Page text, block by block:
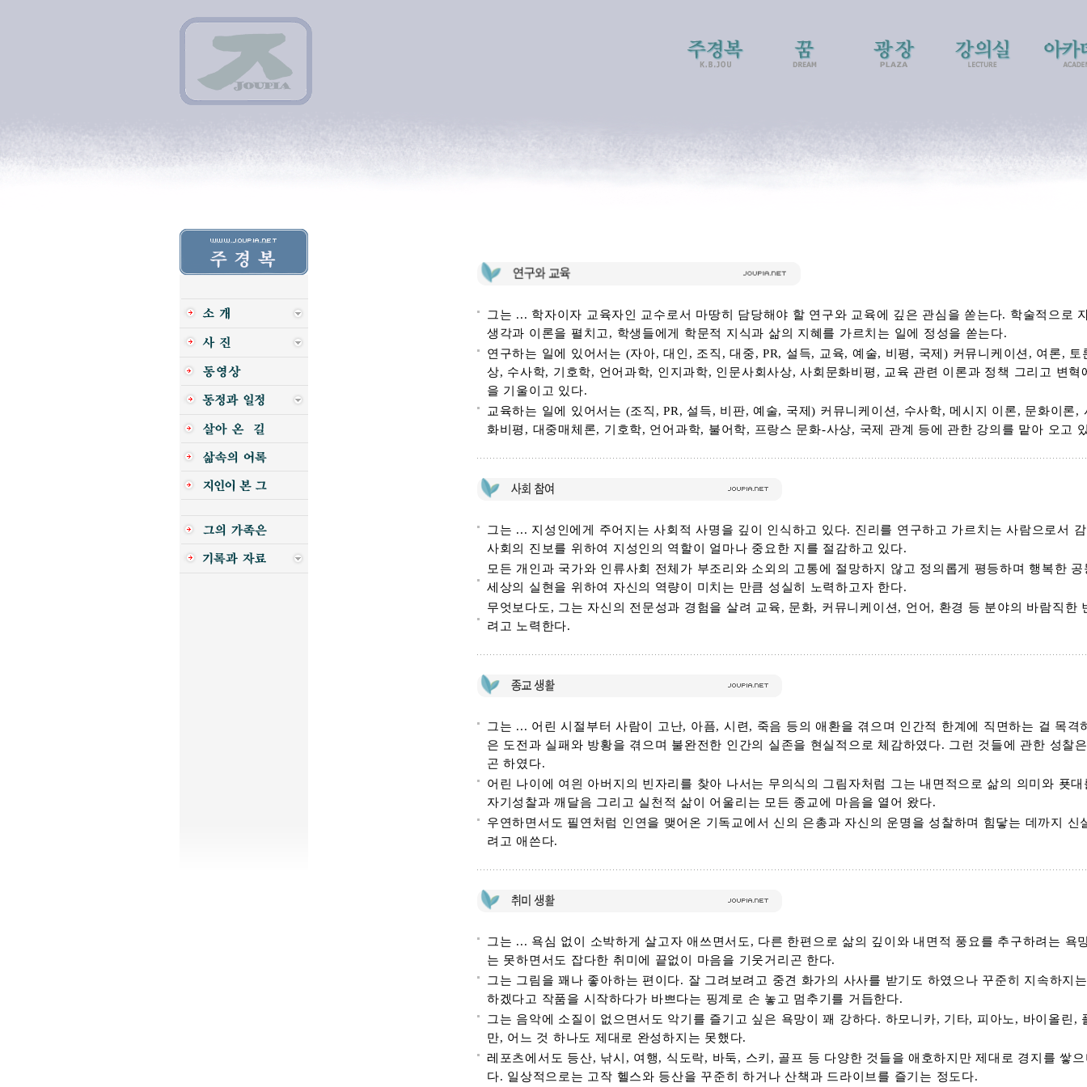
그는 ... 학자이자 교육자인 교수로서 마땅히 담당해야 할 연구와 교육에 깊은 관심을 쏟는다. 학술적으로
생각과 이론을 펼치고, 학생들에게 학문적 지식과 삶의 지혜를 가르치는 일에 정성을 쏟는다.
연구하는 일에 있어서는 (자아, 대인, 조직, 대중, PR, 설득, 교육, 예술, 비평, 국제) 커뮤니케이션, 여론, 토
상, 수사학, 기호학, 언어과학, 인지과학, 인문사회사상, 사회문화비평, 교육 관련 이론과 정책 그리고 변혁
을 기울이고 있다.
교육하는 일에 있어서는 (조직, PR, 설득, 비판, 예술, 국제) 커뮤니케이션, 수사학, 메시지 이론, 문화이론,
화비평, 대중매체론, 기호학, 언어과학, 불어학, 프랑스 문화-사상, 국제 관계 등에 관한 강의를 맡아 오고
그는 ... 지성인에게 주어지는 사회적 사명을 깊이 인식하고 있다. 진리를 연구하고 가르치는 사람으로서
사회의 진보를 위하여 지성인의 역할이 얼마나 중요한 지를 절감하고 있다.
모든 개인과 국가와 인류사회 전체가 부조리와 소외의 고통에 절망하지 않고 정의롭게 평등하며 행복한
세상의 실현을 위하여 자신의 역량이 미치는 만큼 성실히 노력하고자 한다.
무엇보다도, 그는 자신의 전문성과 경험을 살려 교육, 문화, 커뮤니케이션, 언어, 환경 등 분야의 바람직한
려고 노력한다.
그는 ... 어린 시절부터 사람이 고난, 아픔, 시련, 죽음 등의 애환을 겪으며 인간적 한계에 직면하는 걸 목격
은 도전과 실패와 방황을 겪으며 불완전한 인간의 실존을 현실적으로 체감하였다. 그런 것들에 관한 성찰
곤 하였다.
어린 나이에 여읜 아버지의 빈자리를 찾아 나서는 무의식의 그림자처럼 그는 내면적으로 삶의 의미와 푯
자기성찰과 깨달음 그리고 실천적 삶이 어울리는 모든 종교에 마음을 열어 왔다.
우연하면서도 필연처럼 인연을 맺어온 기독교에서 신의 은총과 자신의 운명을 성찰하며 힘닿는 데까지 신
려고 애쓴다.
그는 ... 욕심 없이 소박하게 살고자 애쓰면서도, 다른 한편으로 삶의 깊이와 내면적 풍요를 추구하려는 욕
는 못하면서도 잡다한 취미에 끝없이 마음을 기웃거리곤 한다.
그는 그림을 꽤나 좋아하는 편이다. 잘 그려보려고 중견 화가의 사사를 받기도 하였으나 꾸준히 지속하지
하겠다고 작품을 시작하다가 바쁘다는 핑계로 손 놓고 멈추기를 거듭한다.
그는 음악에 소질이 없으면서도 악기를 즐기고 싶은 욕망이 꽤 강하다. 하모니카, 기타, 피아노, 바이올린,
만, 어느 것 하나도 제대로 완성하지는 못했다.
레포츠에서도 등산, 낚시, 여행, 식도락, 바둑, 스키, 골프 등 다양한 것들을 애호하지만 제대로 경지를 쌓
다. 일상적으로는 고작 헬스와 등산을 꾸준히 하거나 산책과 드라이브를 즐기는 정도다.